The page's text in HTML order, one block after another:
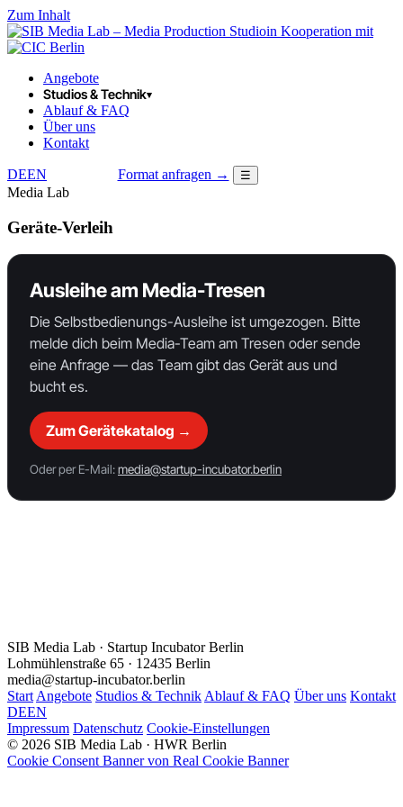
Zum Inhalt
in Kooperation mit
Angebote
Studios & Technik▾
Ablauf & FAQ
Über uns
Kontakt
DEEN Format anfragen → ☰
Media Lab
Geräte-Verleih
Ausleihe am Media-Tresen
Die Selbstbedienungs-Ausleihe ist umgezogen. Bitte
melde dich beim Media-Team am Tresen oder sende
eine Anfrage — das Team gibt das Gerät aus und
bucht es.
Zum Gerätekatalog →
Oder per E-Mail:media@startup-incubator.berlin
SIB Media Lab · Startup Incubator Berlin
Lohmühlenstraße 65 · 12435 Berlin
media@startup-incubator.berlin
StartAngebote Studios & TechnikAblauf & FAQ Über uns Kontakt
DEEN
Impressum Datenschutz Cookie-Einstellungen
© 2026 SIB Media Lab · HWR Berlin
Cookie Consent Banner von Real Cookie Banner